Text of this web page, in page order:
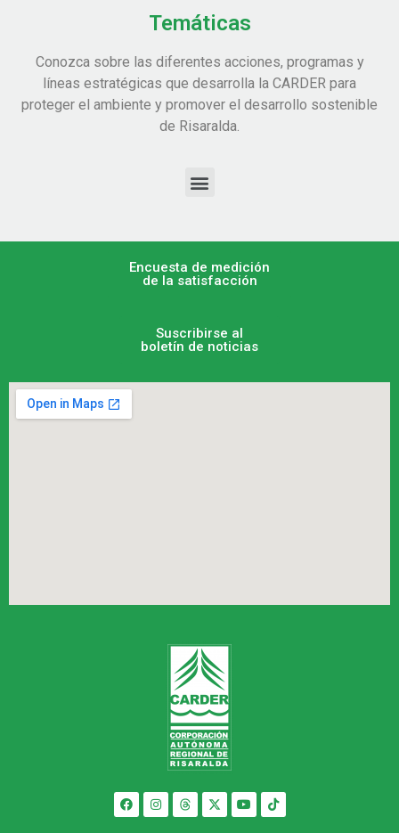
Temáticas
Conozca sobre las diferentes acciones, programas y
líneas estratégicas que desarrolla la CARDER para
proteger el ambiente y promover el desarrollo sostenible
de Risaralda.
Encuesta de medición
de la satisfacción
Suscribirse al
boletín de noticias